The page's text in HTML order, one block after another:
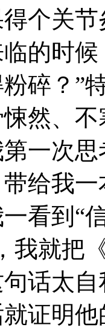
个关
的时
碎？”
然、
一次
给我
看到“
我就把
话太
证明